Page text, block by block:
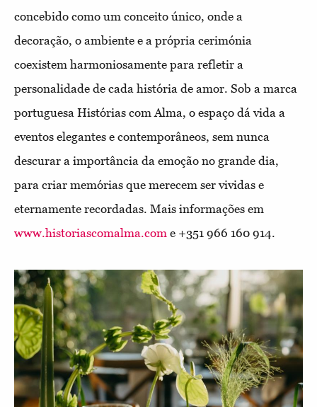
concebido como um conceito único, onde a
decoração, o ambiente e a própria cerimónia
coexistem harmoniosamente para refletir a
personalidade de cada história de amor. Sob a marca
portuguesa Histórias com Alma, o espaço dá vida a
eventos elegantes e contemporâneos, sem nunca
descurar a importância da emoção no grande dia,
para criar memórias que merecem ser vividas e
eternamente recordadas. Mais informações em
www.historiascomalma.com e +351 966 160 914.